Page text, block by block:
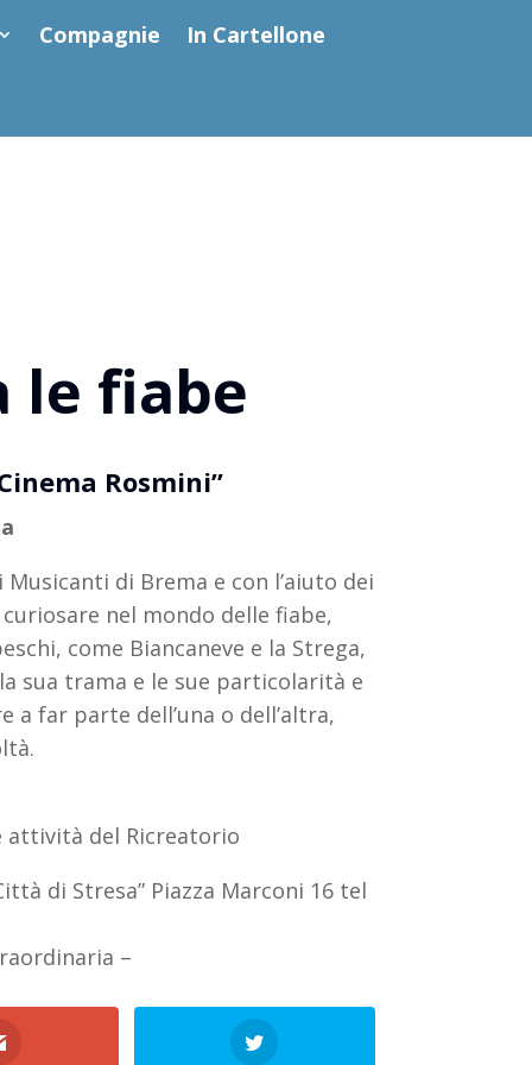
Compagnie
In Cartellone
le fiabe
Rosmini”
di Brema e con l’aiuto dei
nel mondo delle fiabe,
come Biancaneve e la Strega,
sua trama e le sue particolarità e
far parte dell’una o dell’altra,
attività del Ricreatorio
di Stresa” Piazza Marconi 16 tel
–